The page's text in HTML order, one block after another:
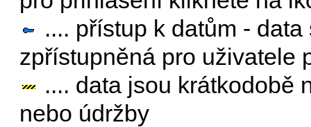
.... přístup k datům -
zpřístupněná pro uživatele
.... data jsou krátkodobě
nebo údržby